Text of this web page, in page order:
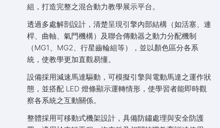
組，打造完整之混合動力教學展示平台。
透過多處解剖設計，清楚呈現引擎內部結構（如活塞、連
桿、曲軸、氣門機構）及聯合傳動器之動力分配機制
（MG1、MG2、行星齒輪組等），並以顏色區分各系
統，使教學更加直觀易懂。
設備採用減速馬達驅動，可模擬引擎與電動馬達之運作狀
態，並搭配 LED 燈條顯示運轉情形，使學習者能即時觀
察各系統之互動關係。
整體採用可移動式機架設計，具備防鏽處理與安全防護